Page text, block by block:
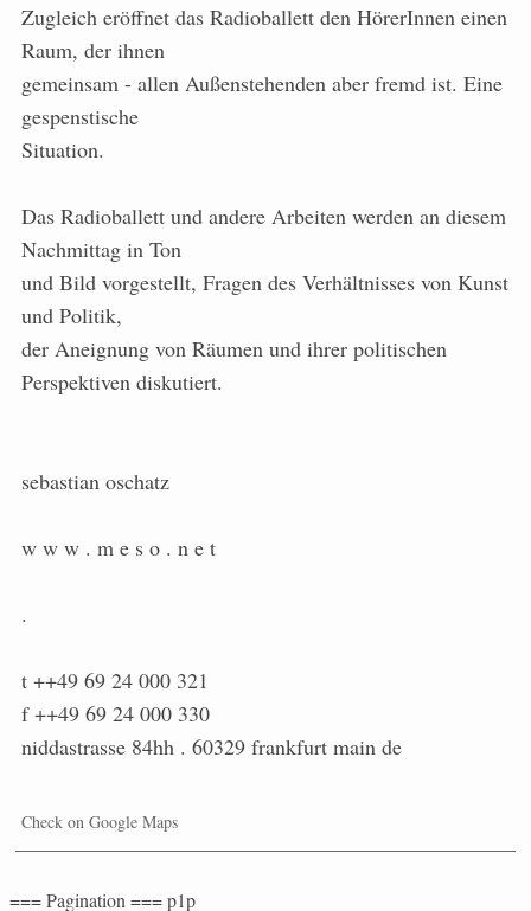
Zugleich eröffnet das Radioballett den HörerInnen einen
Raum, der ihnen
gemeinsam - allen Außenstehenden aber fremd ist. Eine
gespenstische
Situation.
Das Radioballett und andere Arbeiten werden an diesem
Nachmittag in Ton
und Bild vorgestellt, Fragen des Verhältnisses von Kunst
und Politik,
der Aneignung von Räumen und ihrer politischen
Perspektiven diskutiert.
sebastian oschatz
w w w . m e s o . n e t
.
t ++49 69 24 000 321
f ++49 69 24 000 330
niddastrasse 84hh . 60329 frankfurt main de
Check on Google Maps
=== Pagination === p1p